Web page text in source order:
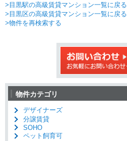
>目黒駅の高級賃貸マンション一覧に戻る
>目黒区の高級賃貸マンション一覧に戻る
>物件を再検索する
物件カテゴリ
デザイナーズ
分譲賃貸
SOHO
ペット飼育可